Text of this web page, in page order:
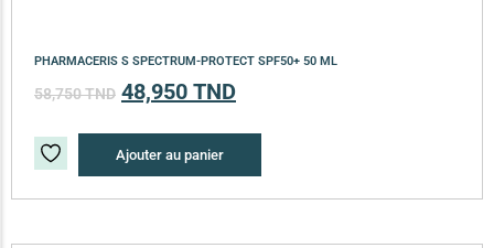
PHARMACERIS S SPECTRUM-PROTECT SPF50+ 50 ML
58,750TND 48,950 TND
Ajouter au panier